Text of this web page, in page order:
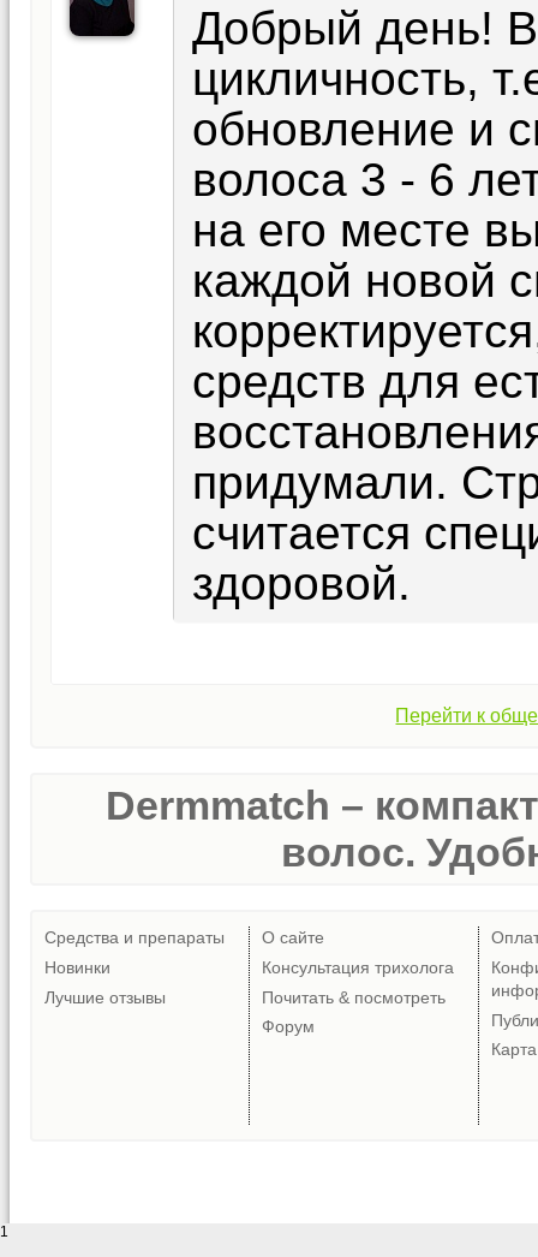
Добрый день!
цикличность,
обновление и
волоса 3 - 6
на его месте
каждой новой
средств для
придумали.
считается
здоровой.
Перейти к
Dermmatch –
волос.
Средства и препараты
Новинки
Лучшие отзывы
О сайте
Консультация трихолога
Почитать & посмотреть
Форум
1